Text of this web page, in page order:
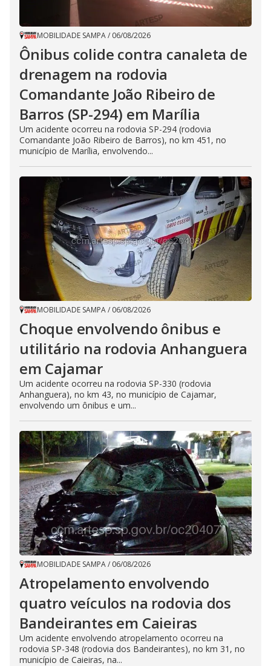
MOBILIDADE SAMPA/ 06/08/2026
Ônibus colide contra canaleta de
drenagem na rodovia
Comandante João Ribeiro de
Barros (SP-294) em Marília
Um acidente ocorreu na rodovia SP-294 (rodovia
Comandante João Ribeiro de Barros), no km 451, no
município de Marília, envolvendo...
MOBILIDADE SAMPA/ 06/08/2026
Choque envolvendo ônibus e
utilitário na rodovia Anhanguera
em Cajamar
Um acidente ocorreu na rodovia SP-330 (rodovia
Anhanguera), no km 43, no município de Cajamar,
envolvendo um ônibus e um...
MOBILIDADE SAMPA/ 06/08/2026
Atropelamento envolvendo
quatro veículos na rodovia dos
Bandeirantes em Caieiras
Um acidente envolvendo atropelamento ocorreu na
rodovia SP-348 (rodovia dos Bandeirantes), no km 31, no
município de Caieiras, na...